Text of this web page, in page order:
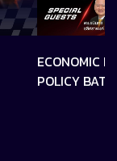
ECONOMIC
POLICY